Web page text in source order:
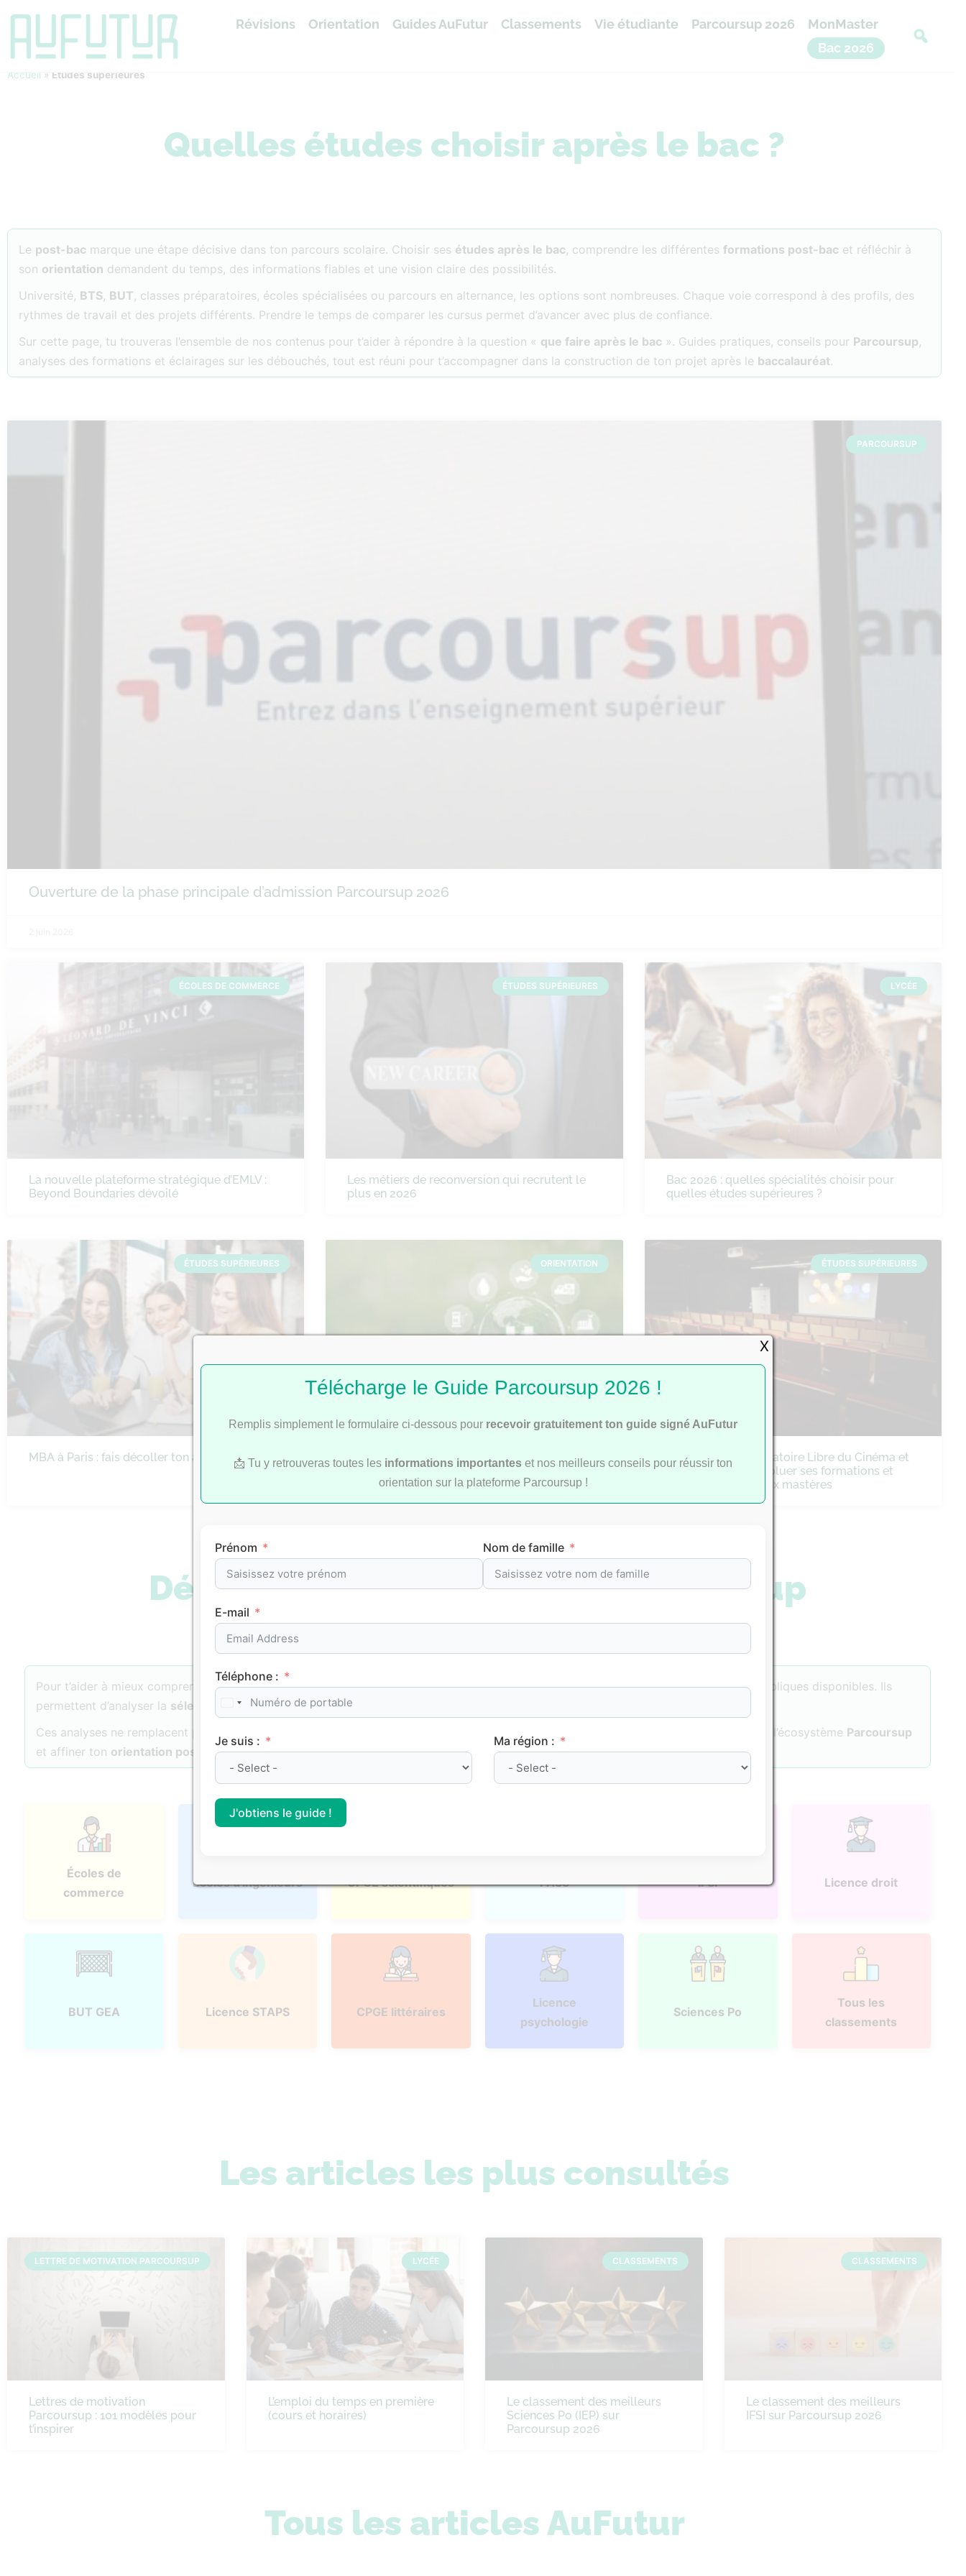
Révisions Orientation Guides AuFutur Classements Vie étudiante Parcoursup 2026
MonMaster
Bac 2026
Accueil » Études supérieures
Quelles études choisir après le bac ?
Le post-bac marque une étape décisive dans ton parcours scolaire. Choisir ses études après le bac, comprendre les différentes formations post-bac et réfléchir à
son orientation demandent du temps, des informations fiables et une vision claire des possibilités.
Université, BTS, BUT, classes préparatoires, écoles spécialisées ou parcours en alternance, les options sont nombreuses. Chaque voie correspond à des profils, des
rythmes de travail et des projets différents. Prendre le temps de comparer les cursus permet d’avancer avec plus de confiance.
Sur cette page, tu trouveras l’ensemble de nos contenus pour t’aider à répondre à la question « que faire après le bac ». Guides pratiques, conseils pour Parcoursup,
analyses des formations et éclairages sur les débouchés, tout est réuni pour t’accompagner dans la construction de ton projet après le baccalauréat.
PARCOURSUP
Ouverture de la phase principale d’admission Parcoursup 2026
ÉCOLES DE COMMERCE
La nouvelle plateforme stratégique d’EMLV :
Beyond Boundaries dévoilé
ÉTUDES SUPÉRIEURES
Les métiers de reconversion qui recrutent le
plus en 2026
LYCÉE
Bac 2026 : quelles spécialités choisir pour
quelles études supérieures ?
ÉTUDES SUPÉRIEURES
MBA à Paris : fais décoller ton ambition
ORIENTATION
Les métiers d’avenir dans les énergies
renouvelables
ÉTUDES SUPÉRIEURES
Cinéma : le Conservatoire Libre du Cinéma et
de la Fiction fait évoluer ses formations et
lance trois nouveaux mastères
Découvre nos classements Parcoursup
Pour t’aider à mieux comprendre les dynamiques d’admission, nous proposons desclassements Parcoursupbasés sur les données publiques disponibles. Ils
permettent d’analyser la sélectivité , l’attractivitéet le positionnement des différentes
Ces analyses ne remplacent pas ton projet personnel, mais elles apportent des repères concrets pour mieux situer une formation dans l’écosystème Parcoursup
et affiner ton orientation post-bac.
Écoles de
commerce
Écoles d'ingénieurs CPGE scientifiques PASS IFSI Licence droit
BUT GEA Licence STAPS CPGE littéraires
Licence
psychologie
Sciences Po
Tous les
classements
Les articles les plus consultés
LETTRE DE MOTIVATION PARCOURSUP
Lettres de motivation
Parcoursup : 101 modèles pour
t’inspirer
LYCÉE
L’emploi du temps en première
(cours et horaires)
CLASSEMENTS
Le classement des meilleurs
Sciences Po (IEP) sur
Parcoursup 2026
CLASSEMENTS
Le classement des meilleurs
IFSI sur Parcoursup 2026
Tous les articles AuFutur
Télécharge le Guide Parcoursup 2026 !
Remplis simplement le formulaire ci-dessous pour recevoir gratuitement ton guide signé AuFutur
📩 Tu y retrouveras toutes les informations importantes et nos meilleurs conseils pour réussir ton
orientation sur la plateforme Parcoursup !
Prénom Nom de famille
E-mail
Téléphone :
Je suis : Ma région :
J'obtiens le guide !
X